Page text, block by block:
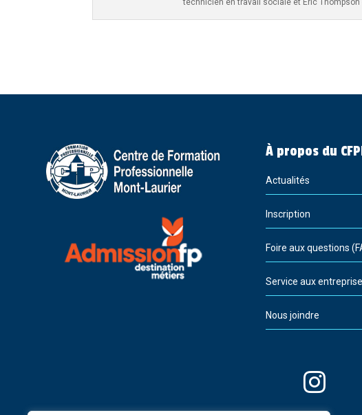
À propos du
Actualités
Inscription
Foire aux questions
Service aux
Nous joindre